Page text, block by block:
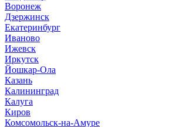
Воронеж
Дзержинск
Екатеринбург
Иваново
Ижевск
Иркутск
Йошкар-Ола
Казань
Калининград
Калуга
Киров
Комсомольск-на-Амуре